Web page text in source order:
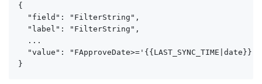
{
  "field": "FilterString",
  "label": "FilterString",
  ...
"value":
}